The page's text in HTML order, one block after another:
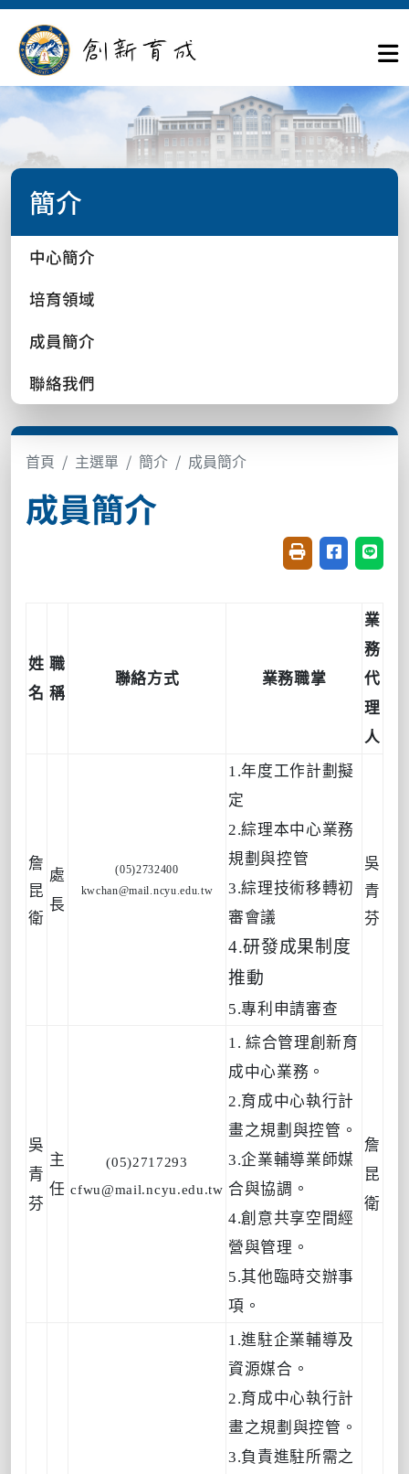
簡介
中心簡介
培育領域
成員簡介
聯絡我們
首頁 主選單 簡介 成員簡介
成員簡介
友善列印(開新視
分享至臉書
分享
姓
名
職
稱
聯絡方式 業務職掌
業
務
代
理
人
詹
昆
衛
處
長
(05)2732400
kwchan@mail.ncyu.edu.tw
1.年度工作計劃擬
定
2.綜理本中心業務
規劃與控管
3.綜理技術移轉初
審會議
4.研發成果制 度
推動
5.專利申請審查
吳
青
芬
吳
青
芬
主
任
(05)2717293
cfwu@mail.ncyu.edu.tw
1. 綜合管理創新育
成中心業務。
2.育成中心執行計
畫之規劃與控管。
3.企業輔導業師媒
合與協調。
4.創意共享空間經
營與管理。
5.其他臨時交辦事
項。
詹
昆
衛
1.進駐企業輔導及
資源媒合。
2.育成中心執行計
畫之規劃與控管。
3.負責進駐所需之